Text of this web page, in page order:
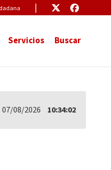
EnlaceEnlace
Servicios Buscar
07/08/2026 10:34:02